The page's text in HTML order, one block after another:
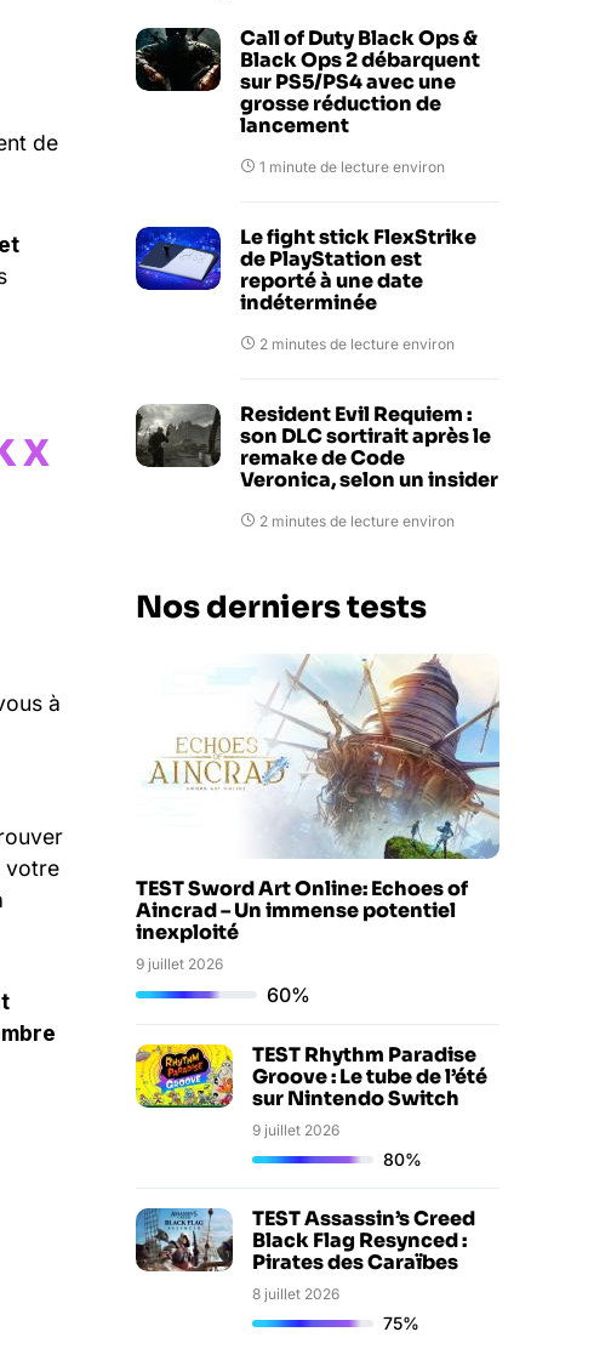
de
X
à
votre
Call of Duty Black Ops &
Black Ops 2 débarquent
sur PS5/PS4 avec une
grosse réduction de
lancement
1 minute de lecture environ
Le fight stick FlexStrike
de PlayStation est
reporté à une date
indéterminée
2 minutes de lecture environ
Resident Evil Requiem :
son DLC sortirait après le
remake de Code
Veronica, selon un insider
2 minutes de lecture environ
Nos derniers tests
TEST Sword Art Online: Echoes of
Aincrad – Un immense potentiel
inexploité
9 juillet 2026
60%
TEST Rhythm Paradise
Groove : Le tube de l’été
sur Nintendo Switch
9 juillet 2026
80%
TEST Assassin’s Creed
Black Flag Resynced :
Pirates des Caraïbes
8 juillet 2026
75%